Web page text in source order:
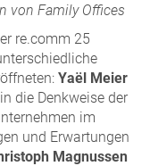
von Family Offices
re.comm 25
Yaël Meier
die Denkweise der
im
und Erwartungen
Magnussen